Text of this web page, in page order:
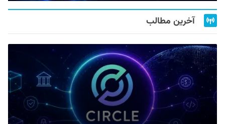
آخرین مطالب